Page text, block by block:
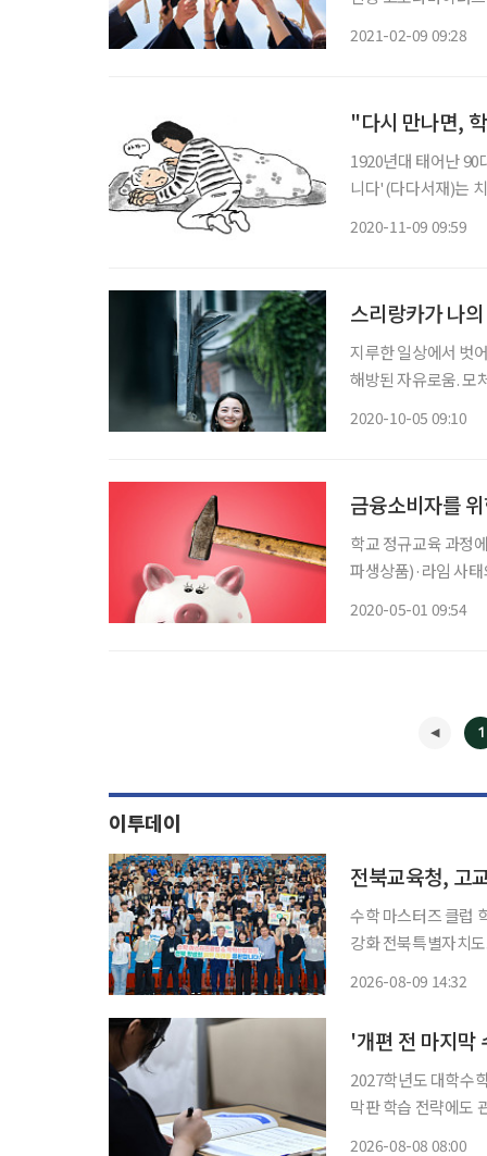
2021-02-09 09:28
"다시 만나면,
1920년대 태어난 90
니다'(다다서재)는
2020-11-09 09:59
스리랑카가 나
지루한 일상에서 벗
해방된 자유로움. 모
2020-10-05 09:10
금융소비자를
학교 정규교육 과정
파생상품)·라임 사
2020-05-01 09:54
1
이투데이
전북교육청, 고
수학 마스터즈 클럽
강화 전북특별자치도교육청이 고교생의 수학 자신감과 문제해결 능력을 높이기 위한 학력신
2026-08-09 14:32
'개편 전 마지막
2027학년도 대학수
막판 학습 전략에도
2026-08-08 08:00